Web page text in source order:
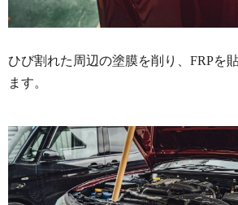
ひび割れた周辺の塗膜を削り、FRPを
ます。